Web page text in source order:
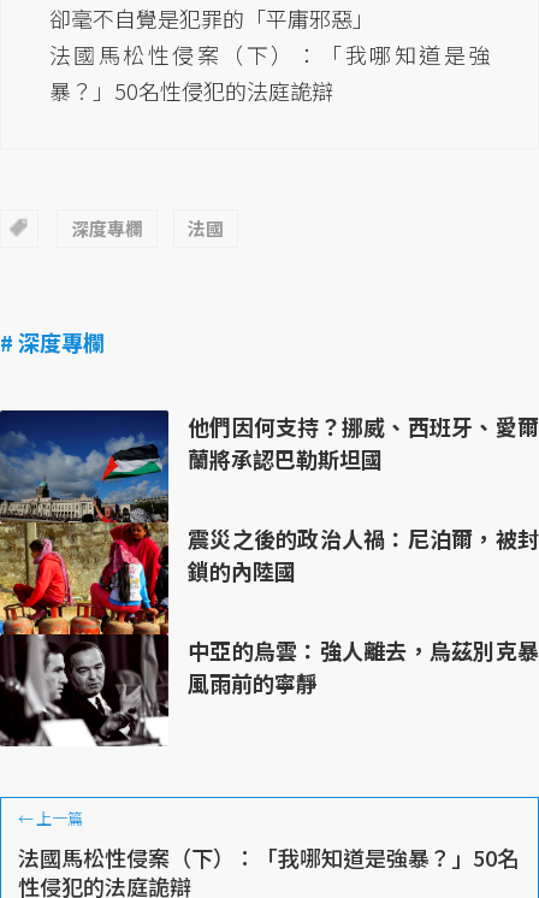
卻毫不自覺是犯罪的「平庸邪惡」
法國馬松性侵案（下）：「我哪知道是強
暴？」50名性侵犯的法庭詭辯
深度專欄 法國
# 深度專欄
他們因何支持？挪威、西班牙、愛爾
蘭將承認巴勒斯坦國
震災之後的政治人禍：尼泊爾，被封
鎖的內陸國
中亞的烏雲：強人離去，烏茲別克暴
風雨前的寧靜
←上一篇
法國馬松性侵案（下）：「我哪知道是強暴？」50名
性侵犯的法庭詭辯